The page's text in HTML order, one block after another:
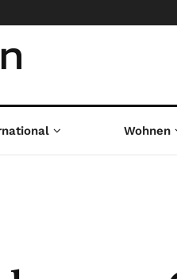
Wohnen